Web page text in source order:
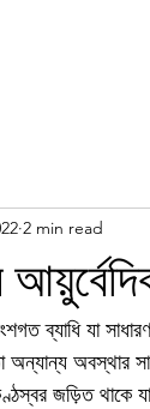
2 min read
ব্যাধি যা
অন্যান্য অবস্থার
জড়িত থাকে